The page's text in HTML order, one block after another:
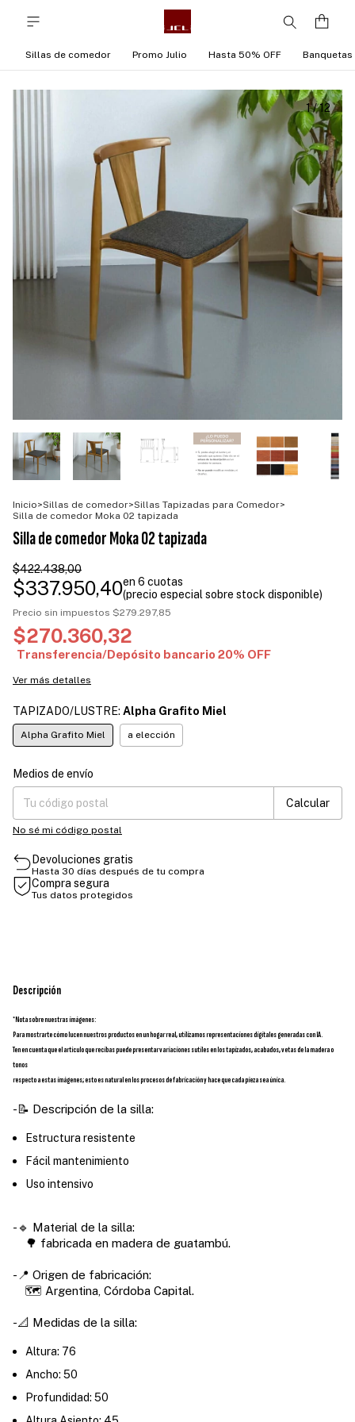
Sillas de comedor Promo Julio Hasta 50% OFF Banquetas
1/12
Inicio>Sillas de comedor>Sillas Tapizadas para Comedor>
Silla de comedor Moka 02 tapizada
Silla de comedor Moka 02 tapizada
$422.438,00
$337.950,40
Precio sin impuestos $279.297,85
$270.360,32
Ver más detalles
TAPIZADO/LUSTRE: Alpha Grafito Miel
Alpha Grafito Miel a elección
Entregas para el CP:
Medios de envío
Calcular
No sé mi código postal
Devoluciones gratis
Hasta 30 días después de tu compra
Compra segura
Tus datos protegidos
Descripción
*Nota sobre nuestras imágenes:
Para mostrarte cómo lucen nuestros productos en un hogar real, utilizamos representaciones digitales generadas con IA.
Ten en cuenta que el artículo que recibas puede presentar variaciones sutiles en los tapizados, acabados, vetas de la madera o
tonos
respecto a estas imágenes; esto es natural en los procesos de fabricación y hace que cada pieza sea única.
-📝 Descripción de la silla:
Estructura resistente
Fácil mantenimiento
Uso intensivo
-🔹 Material de la silla:
🌳 fabricada en madera de guatambú.
-📍 Origen de fabricación:
🗺️ Argentina, Córdoba Capital.
-📐 Medidas de la silla:
Altura: 76
Ancho: 50
Profundidad: 50